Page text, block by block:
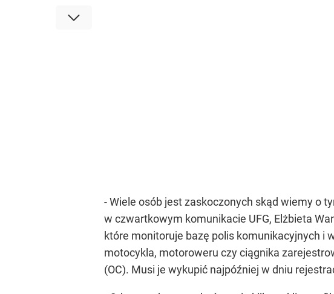
- Wiele osób jest zaskoczonych skąd wiemy o
w czwartkowym komunikacie UFG, Elżbieta
które monitoruje bazę polis komunikacyjnych i
motocykla, motoroweru czy ciągnika
(OC). Musi je wykupić najpóźniej w dniu